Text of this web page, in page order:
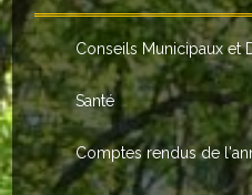
Horaires
Agence postale
Le conseil municipal
Les élus
Conseils Municipaux et
Santé
Comptes rendus de